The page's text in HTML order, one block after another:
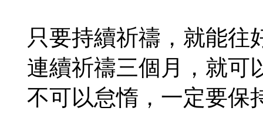
只要持續祈禱，就能往
連續祈禱三個月，就可
不可以怠惰，一定要保